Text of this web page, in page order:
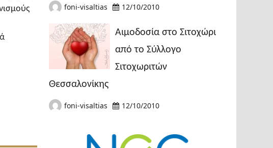
foni-visaltias 12/10/2010
Αιμοδοσία στο Σιτοχώρι
από το Σύλλογο
Σιτοχωριτών
Θεσσαλονίκης
foni-visaltias 12/10/2010